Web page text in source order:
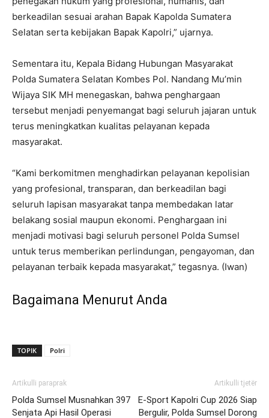
berkeadilan sesuai arahan Bapak Kapolda Sumatera
Selatan serta kebijakan Bapak Kapolri,” ujarnya.
Sementara itu, Kepala Bidang Hubungan Masyarakat
Polda Sumatera Selatan Kombes Pol. Nandang Mu’min
Wijaya SIK MH menegaskan, bahwa penghargaan
tersebut menjadi penyemangat bagi seluruh jajaran untuk
terus meningkatkan kualitas pelayanan kepada
masyarakat.
“Kami berkomitmen menghadirkan pelayanan kepolisian
yang profesional, transparan, dan berkeadilan bagi
seluruh lapisan masyarakat tanpa membedakan latar
belakang sosial maupun ekonomi. Penghargaan ini
menjadi motivasi bagi seluruh personel Polda Sumsel
untuk terus memberikan perlindungan, pengayoman, dan
pelayanan terbaik kepada masyarakat,” tegasnya. (Iwan)
Bagaimana Menurut Anda
TOPIK Polri
Artikulli paraprak
Polda Sumsel Musnahkan 397
Senjata Api Hasil Operasi
Artikulli tjetër
E-Sport Kapolri Cup 2026 Siap
Bergulir, Polda Sumsel Dorong